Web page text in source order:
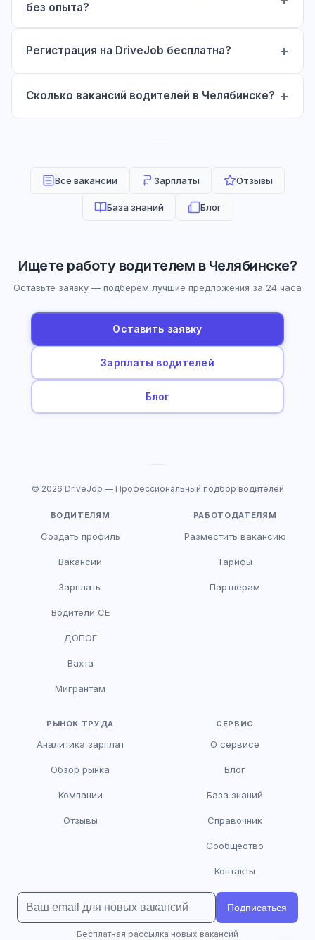
без опыта?
Регистрация на DriveJob бесплатна?
Сколько вакансий водителей в Челябинске?
Все вакансии Зарплаты Отзывы
База знаний Блог
Ищете работу водителем в Челябинске?
Оставьте заявку — подберём лучшие предложения за 24 часа
Оставить заявку
Зарплаты водителей
Блог
© 2026 DriveJob — Профессиональный подбор водителей
ВОДИТЕЛЯМ
Создать профиль
Вакансии
Зарплаты
Водители CE
ДОПОГ
Вахта
Мигрантам
РАБОТОДАТЕЛЯМ
Разместить вакансию
Тарифы
Партнёрам
РЫНОК ТРУДА
Аналитика зарплат
Обзор рынка
Компании
Отзывы
СЕРВИС
О сервисе
Блог
База знаний
Справочник
Сообщество
Контакты
Подписаться
Бесплатная рассылка новых вакансий
HR-консультант
Здравствуйте! Я AI-консультант DriveJob.
помочь?